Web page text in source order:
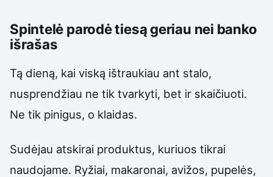
Spintelė parodė tiesą geriau nei banko
išrašas
Tą dieną, kai viską ištraukiau ant stalo,
nusprendžiau ne tik tvarkyti, bet ir skaičiuoti.
Ne tik pinigus, o klaidas.
Sudėjau atskirai produktus, kuriuos tikrai
naudojame. Ryžiai, makaronai, avižos, pupelės,